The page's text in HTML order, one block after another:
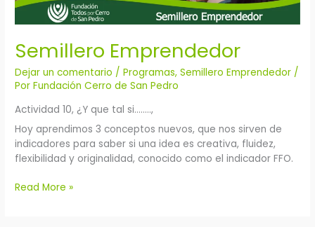
Semillero Emprendedor
Dejar un comentario /Programas,Semillero Emprendedor /
PorFundación Cerro de San Pedro
Actividad 10, ¿Y que tal si……..,
Hoy aprendimos 3 conceptos nuevos, que nos sirven de
indicadores para saber si una idea es creativa, fluidez,
flexibilidad y originalidad, conocido como el indicador FFO.
Read More »